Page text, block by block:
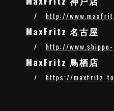
http://
MaxFritz 名古屋
http://
MaxFritz 鳥栖店
https://maxfritz-